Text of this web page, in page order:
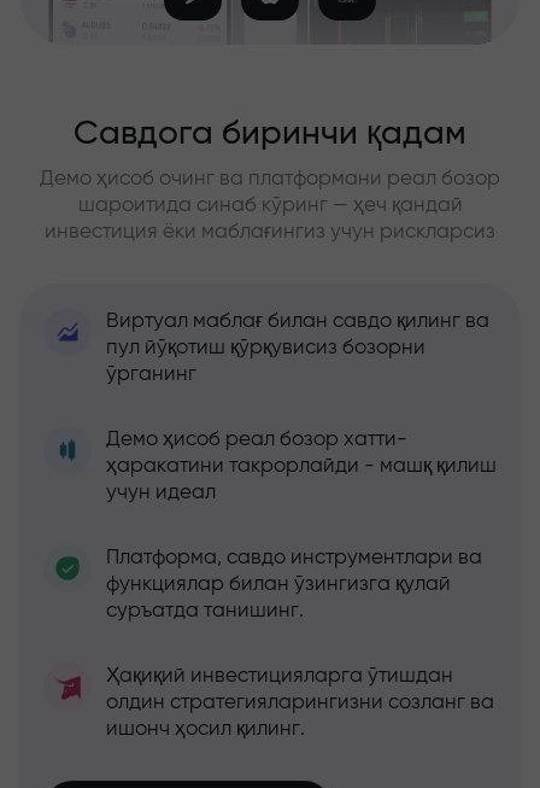
Савдога биринчи қадам
Демо ҳисоб очинг ва платформани реал бозор
шароитида синаб кўринг — ҳеч қандай
инвестиция ёки маблағингиз учун рискларсиз
Виртуал маблағ билан савдо қилинг ва
пул йўқотиш қўрқувисиз бозорни
ўрганинг
Демо ҳисоб реал бозор хатти-
ҳаракатини такрорлайди - машқ қилиш
учун идеал
Платформа, савдо инструментлари ва
функциялар билан ўзингизга қулай
суръатда танишинг.
Ҳақиқий инвестицияларга ўтишдан
олдин стратегияларингизни созланг ва
ишонч ҳосил қилинг.